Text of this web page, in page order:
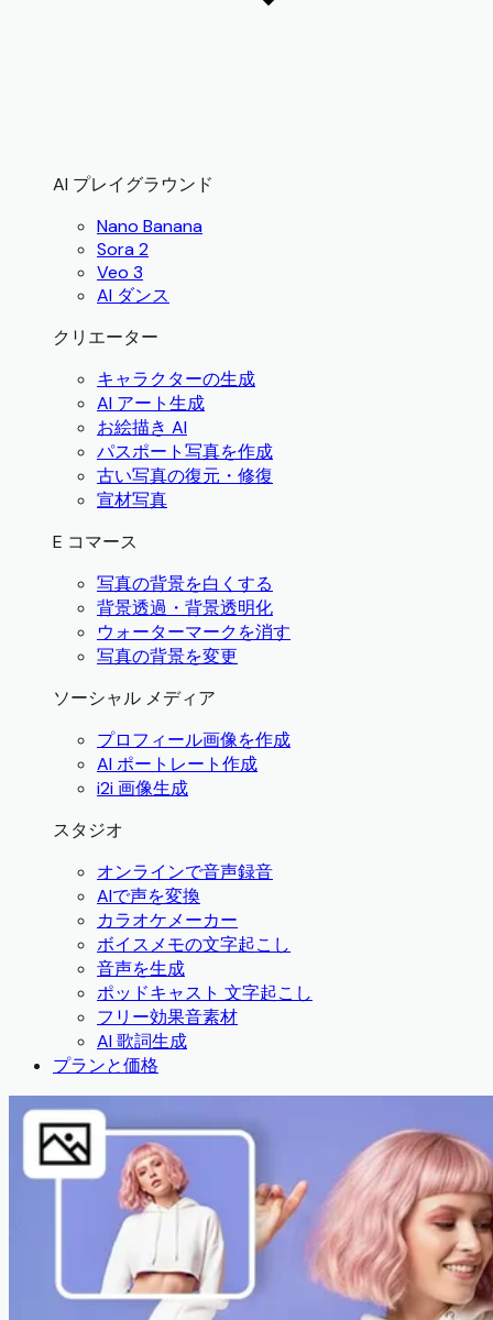
AI プレイグラウンド
Nano Banana
Sora 2
Veo 3
AI ダンス
クリエーター
キャラクターの生成
AI アート生成
お絵描き AI
パスポート写真を作成
古い写真の復元・修復
宣材写真
E コマース
写真の背景を白くする
背景透過・背景透明化
ウォーターマークを消す
写真の背景を変更
ソーシャル メディア
プロフィール画像を作成
AI ポートレート作成
i2i 画像生成
スタジオ
オンラインで音声録音
AIで声を変換
カラオケメーカー
ボイスメモの文字起こし
音声を生成
ポッドキャスト 文字起こし
フリー効果音素材
AI 歌詞生成
プランと価格